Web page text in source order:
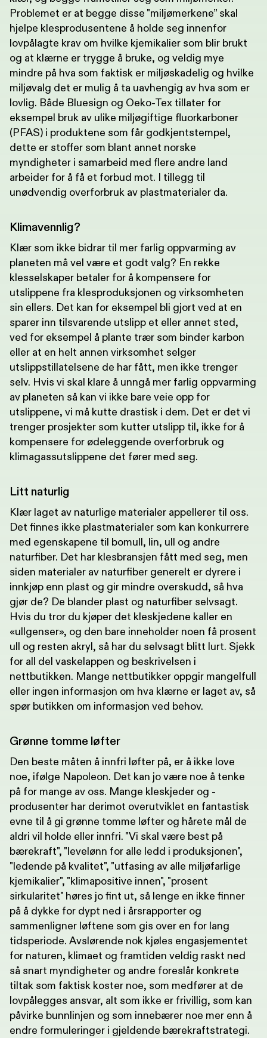
Problemet er at begge disse "miljømerkene” skal
hjelpe klesprodusentene å holde seg innenfor
lovpålagte krav om hvilke kjemikalier som blir brukt
og at klærne er trygge å bruke, og veldig mye
mindre på hva som faktisk er miljøskadelig og hvilke
miljøvalg det er mulig å ta uavhengig av hva som er
lovlig. Både Bluesign og Oeko-Tex tillater for
eksempel bruk av ulike miljøgiftige fluorkarboner
(PFAS) i produktene som får godkjentstempel,
dette er stoffer som blant annet norske
myndigheter i samarbeid med flere andre land
arbeider for å få et forbud mot. I tillegg til
unødvendig overforbruk av plastmaterialer da.
Klimavennlig?
Klær som ikke bidrar til mer farlig oppvarming av
planeten må vel være et godt valg? En rekke
klesselskaper betaler for å kompensere for
utslippene fra klesproduksjonen og virksomheten
sin ellers. Det kan for eksempel bli gjort ved at en
sparer inn tilsvarende utslipp et eller annet sted,
ved for eksempel å plante trær som binder karbon
eller at en helt annen virksomhet selger
utslippstillatelsene de har fått, men ikke trenger
selv. Hvis vi skal klare å unngå mer farlig oppvarming
av planeten så kan vi ikke bare veie opp for
utslippene, vi må kutte drastisk i dem. Det er det vi
trenger prosjekter som kutter utslipp til, ikke for å
kompensere for ødeleggende overforbruk og
klimagassutslippene det fører med seg.
Litt naturlig
Klær laget av naturlige materialer appellerer til oss.
Det finnes ikke plastmaterialer som kan konkurrere
med egenskapene til bomull, lin, ull og andre
naturfiber. Det har klesbransjen fått med seg, men
siden materialer av naturfiber generelt er dyrere i
innkjøp enn plast og gir mindre overskudd, så hva
gjør de? De blander plast og naturfiber selvsagt.
Hvis du tror du kjøper det kleskjedene kaller en
«ullgenser», og den bare inneholder noen få prosent
ull og resten akryl, så har du selvsagt blitt lurt. Sjekk
for all del vaskelappen og beskrivelsen i
nettbutikken. Mange nettbutikker oppgir mangelfull
eller ingen informasjon om hva klærne er laget av, så
spør butikken om informasjon ved behov.
Grønne tomme løfter
Den beste måten å innfri løfter på, er å ikke love
noe, ifølge Napoleon. Det kan jo være noe å tenke
på for mange av oss. Mange kleskjeder og -
produsenter har derimot overutviklet en fantastisk
evne til å gi grønne tomme løfter og hårete mål de
aldri vil holde eller innfri. "Vi skal være best på
bærekraft", "levelønn for alle ledd i produksjonen",
"ledende på kvalitet", "utfasing av alle miljøfarlige
kjemikalier", "klimapositive innen", "prosent
sirkularitet" høres jo fint ut, så lenge en ikke finner
på å dykke for dypt ned i årsrapporter og
sammenligner løftene som gis over en for lang
tidsperiode. Avslørende nok kjøles engasjementet
for naturen, klimaet og framtiden veldig raskt ned
så snart myndigheter og andre foreslår konkrete
tiltak som faktisk koster noe, som medfører at de
lovpålegges ansvar, alt som ikke er frivillig, som kan
påvirke bunnlinjen og som innebærer noe mer enn å
endre formuleringer i gjeldende bærekraftstrategi.